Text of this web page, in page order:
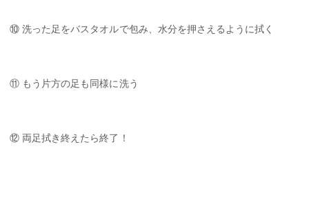
⑩ 洗った足をバスタオルで包み、水分を押さえるように拭く
⑪ もう片方の足も同様に洗う
⑫ 両足拭き終えたら終了！